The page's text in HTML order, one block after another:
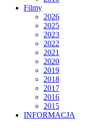
Filmy
2026
2025
2023
2022
2021
2020
2019
2018
2017
2016
2015
INFORMACJA